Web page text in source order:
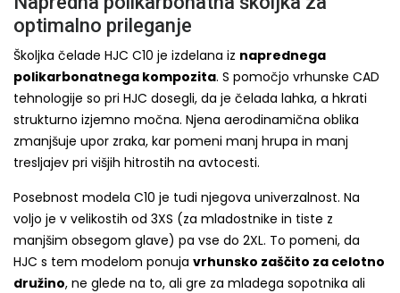
optimalno prileganje
Školjka čelade HJC C10 je izdelana iz naprednega
polikarbonatnega kompozita. S pomočjo vrhunske CAD
tehnologije so pri HJC dosegli, da je čelada lahka, a hkrati
strukturno izjemno močna. Njena aerodinamična oblika
zmanjšuje upor zraka, kar pomeni manj hrupa in manj
tresljajev pri višjih hitrostih na avtocesti.
Posebnost modela C10 je tudi njegova univerzalnost. Na
voljo je v velikostih od 3XS (za mladostnike in tiste z
manjšim obsegom glave) pa vse do 2XL. To pomeni, da
HJC s tem modelom ponuja vrhunsko zaščito za celotno
družino, ne glede na to, ali gre za mladega sopotnika ali